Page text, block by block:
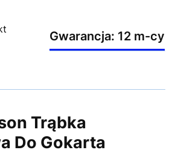
Gwarancja: 12 m-cy
Trąbka
Do Gokarta